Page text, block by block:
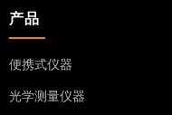
产品
便携式仪器
光学测量仪器